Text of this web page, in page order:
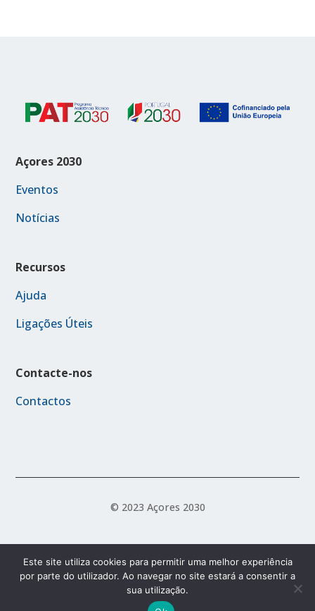
Açores 2030
Eventos
Notícias
Recursos
Ajuda
Ligações Úteis
Contacte-nos
Contactos
© 2023 Açores 2030
Política de Acessibilidade
Política de Privacidade
Termos e Condições
Este site utiliza cookies para permitir uma melhor experiência
por parte do utilizador. Ao navegar no site estará a consentir a
sua utilização.